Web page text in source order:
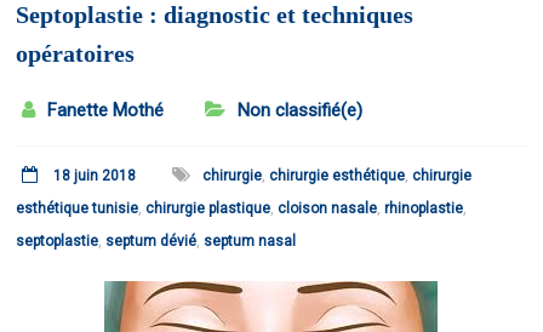
Septoplastie : diagnostic et techniques
opératoires
Fanette Mothé Non classifié(e)
18 juin 2018 chirurgie,chirurgie esthétique,chirurgie
esthétique tunisie,chirurgie plastique,cloison nasale,rhinoplastie,
septoplastie, septum dévié, septum nasal